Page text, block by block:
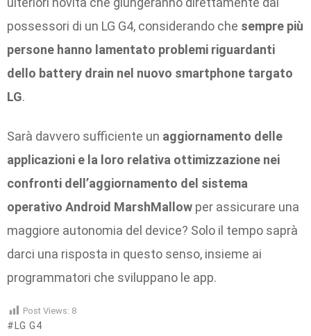
possessori di un LG G4, considerando che sempre più
persone hanno lamentato problemi riguardanti
dello battery drain nel nuovo smartphone targato
LG.
Sarà davvero sufficiente un aggiornamento delle
applicazioni e la loro relativa ottimizzazione nei
confronti dell’aggiornamento del sistema
operativo Android MarshMallow per assicurare una
maggiore autonomia del device? Solo il tempo saprà
darci una risposta in questo senso, insieme ai
programmatori che sviluppano le app.
Post Views: 8
LG G4